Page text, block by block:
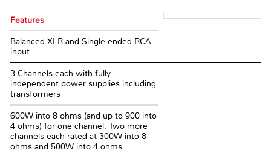
Features
Balanced XLR and Single ended RCA
input
3 Channels each with fully
independent power supplies including
transformers
600W into 8 ohms (and up to 900 into
4 ohms) for one channel. Two more
channels each rated at 300W into 8
ohms and 500W into 4 ohms.